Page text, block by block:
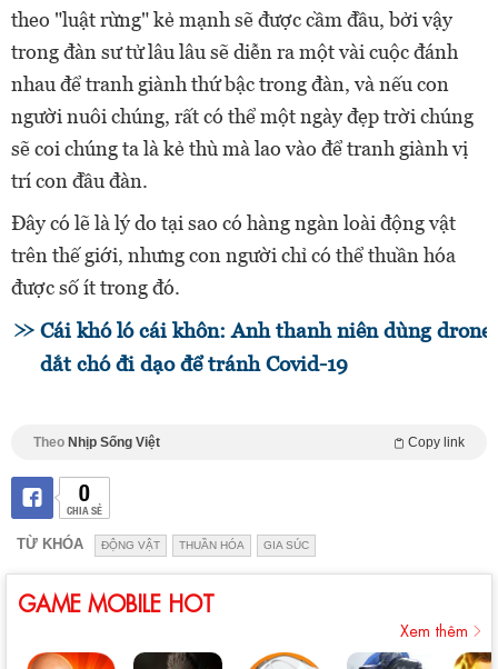
theo "luật rừng" kẻ mạnh sẽ được cầm đầu, bởi vậy
trong đàn sư tử lâu lâu sẽ diễn ra một vài cuộc đánh
nhau để tranh giành thứ bậc trong đàn, và nếu con
người nuôi chúng, rất có thể một ngày đẹp trời chúng
sẽ coi chúng ta là kẻ thù mà lao vào để tranh giành vị
trí con đầu đàn.
Đây có lẽ là lý do tại sao có hàng ngàn loài động vật
trên thế giới, nhưng con người chỉ có thể thuần hóa
được số ít trong đó.
Cái khó ló cái khôn: Anh thanh niên dùng drone
dắt chó đi dạo để tránh Covid-19
Theo Nhịp Sống Việt Copy link
0
CHIA SẺ
TỪ KHÓA ĐỘNG VẬT THUẦN HÓA GIA SÚC
GAME MOBILE HOT
Xem thêm